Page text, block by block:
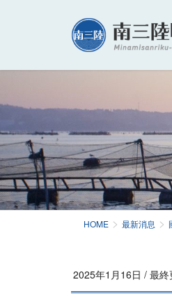
HOME 最新消息
2025年1月16日 / 最終